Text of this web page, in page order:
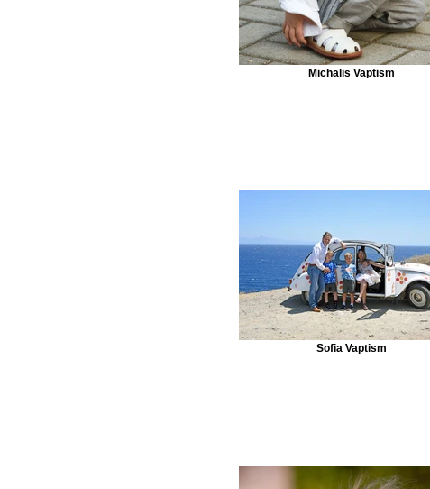
Michalis Vaptism
Sofia Vaptism